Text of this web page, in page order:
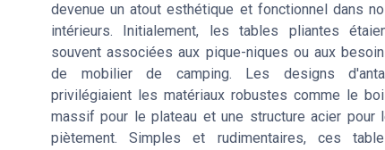
devenue un atout esthétique et fonctionnel dans
intérieurs. Initialement, les tables pliantes
souvent associées aux pique-niques ou aux
de mobilier de camping. Les designs
privilégiaient les matériaux robustes comme le
massif pour le plateau et une structure acier pour
piètement. Simples et rudimentaires, ces